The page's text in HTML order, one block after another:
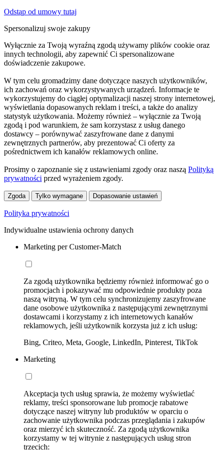
Odstąp od umowy tutaj
Spersonalizuj swoje zakupy
Wyłącznie za Twoją wyraźną zgodą używamy plików cookie oraz
innych technologii, aby zapewnić Ci spersonalizowane
doświadczenie zakupowe.
W tym celu gromadzimy dane dotyczące naszych użytkowników,
ich zachowań oraz wykorzystywanych urządzeń. Informacje te
wykorzystujemy do ciągłej optymalizacji naszej strony internetowej,
wyświetlania dopasowanych reklam i treści, a także do analizy
statystyk użytkowania. Możemy również – wyłącznie za Twoją
zgodą i pod warunkiem, że sam korzystasz z usług danego
dostawcy – porównywać zaszyfrowane dane z danymi
zewnętrznych partnerów, aby prezentować Ci oferty za
pośrednictwem ich kanałów reklamowych online.
Prosimy o zapoznanie się z ustawieniami zgody oraz naszą Polityką
prywatności przed wyrażeniem zgody.
Zgoda Tylko wymagane Dopasowanie ustawień
Polityka prywatności
Indywidualne ustawienia ochrony danych
Marketing per Customer-Match
Za zgodą użytkownika będziemy również informować go o
promocjach i pokazywać mu odpowiednie produkty poza
naszą witryną. W tym celu synchronizujemy zaszyfrowane
dane osobowe użytkownika z następującymi zewnętrznymi
dostawcami i korzystamy z ich internetowych kanałów
reklamowych, jeśli użytkownik korzysta już z ich usług:
Bing, Criteo, Meta, Google, LinkedIn, Pinterest, TikTok
Marketing
Akceptacja tych usług sprawia, że możemy wyświetlać
reklamy, treści sponsorowane lub promocje rabatowe
dotyczące naszej witryny lub produktów w oparciu o
zachowanie użytkownika podczas przeglądania i zakupów
oraz mierzyć ich skuteczność. Za zgodą użytkownika
korzystamy w tej witrynie z następujących usług stron
trzecich: